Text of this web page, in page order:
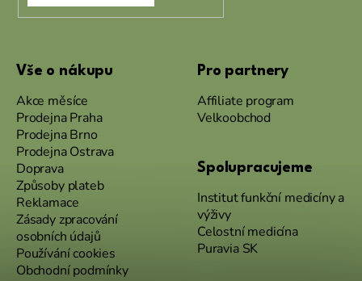
Vše o nákupu
Akce měsíce
Prodejna Praha
Prodejna Brno
Prodejna Ostrava
Doprava
Způsoby plateb
Reklamace
Zásady zpracování
osobních údajů
Používání cookies
Obchodní podmínky
Pro partnery
Affiliate program
Velkoobchod
Spolupracujeme
Institut funkční medicíny a
výživy
Celostní medicína
Puravia SK